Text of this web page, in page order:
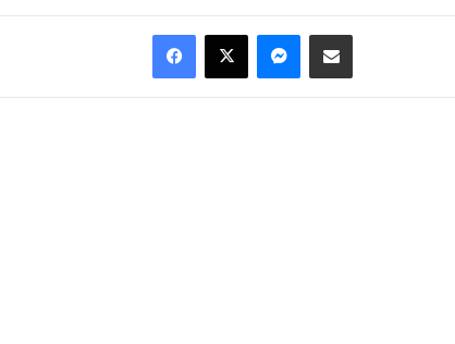
Facebook
X Messenger
Condividi via Email